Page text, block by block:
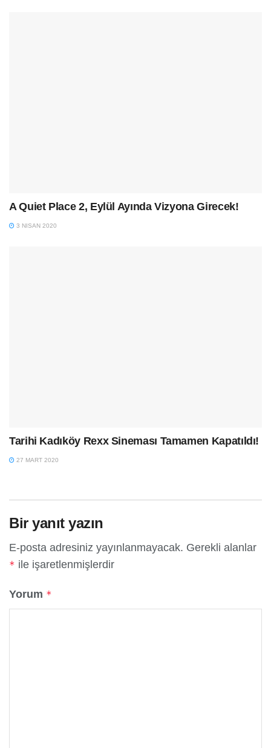
A Quiet Place 2, Eylül Ayında Vizyona Girecek!
3 NISAN 2020
Tarihi Kadıköy Rexx Sineması Tamamen Kapatıldı!
27 MART 2020
Bir yanıt yazın
E-posta adresiniz yayınlanmayacak. Gerekli alanlar
* ile işaretlenmişlerdir
Yorum *